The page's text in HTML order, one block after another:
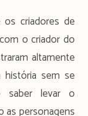
criadores de
o criador do
altamente
história sem se
saber levar o
as personagens